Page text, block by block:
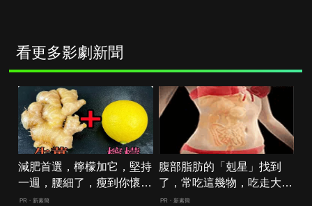
看更多影劇新聞
減肥首選，檸檬加它，堅持
一週，腰細了，瘦到你懷疑
人生
PR・新素簡
腹部脂肪的「剋星」找到
了，常吃這幾物，吃走大肚
囊，瘦出小蠻腰
PR・新素簡